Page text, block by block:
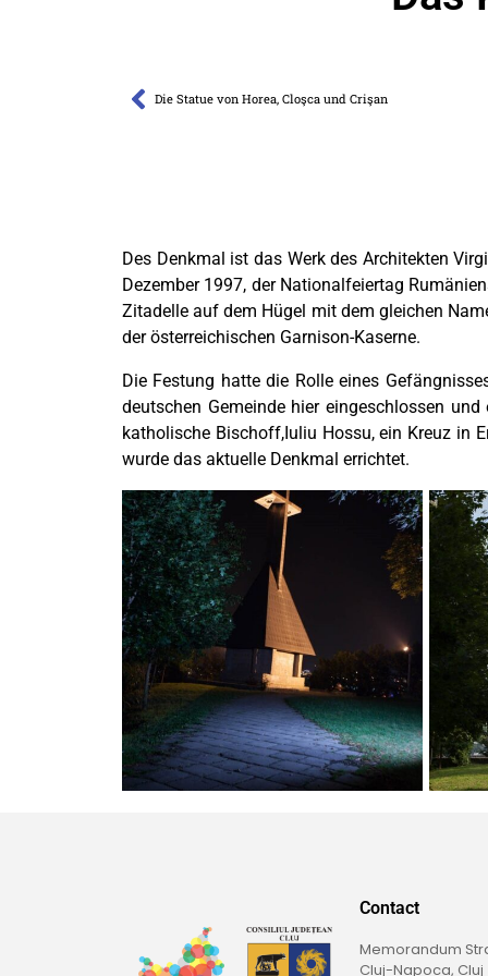
Die Statue von Horea, Cloşca und Crişan
Des Denkmal ist das Werk des Architekten
Dezember 1997, der Nationalfeiertag
Zitadelle auf dem Hügel mit dem gleichen
der österreichischen Garnison-Kaserne.
Die Festung hatte die Rolle eines
deutschen Gemeinde hier eingeschlossen
katholische Bischoff,Iuliu Hossu, ein Kreuz in
wurde das aktuelle Denkmal errichtet.
Contact
Memorandum
Cluj-Napoca, Cluj